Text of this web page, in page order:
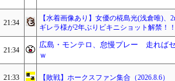
21:34
【水着画像あり】女優の椛島光(浅倉唯)
ギレラ様が2年ぶりビキニショット解禁！！
21:34
広島・モンテロ、怠慢プレー 走れば
ｗ
21:33 【敗戦】ホークスファン集合（2026.8.6）